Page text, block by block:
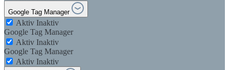
Google Tag Manager
Aktiv Inaktiv
Google Tag Manager
Aktiv Inaktiv
Google Tag Manager
Aktiv Inaktiv